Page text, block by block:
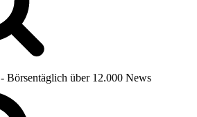
- Börsentäglich über 12.000 News